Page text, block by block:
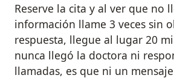
Reserve la cita y al ver que no
información llame 3 veces sin
respuesta, llegue al lugar 20
nunca llegó la doctora ni
llamadas, es que ni un